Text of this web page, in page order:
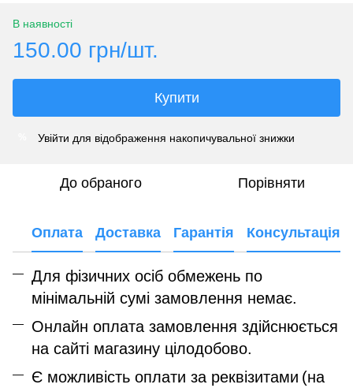
В наявності
150.00 грн/шт.
Купити
Увійти для відображення накопичувальної знижки
До обраного Порівняти
Оплата Доставка Гарантія Консультація
Для фізичних осіб обмежень по
мінімальній сумі замовлення немає.
Онлайн оплата замовлення здійснюється
на сайті магазину цілодобово.
Є можливість оплати за реквізитами (на